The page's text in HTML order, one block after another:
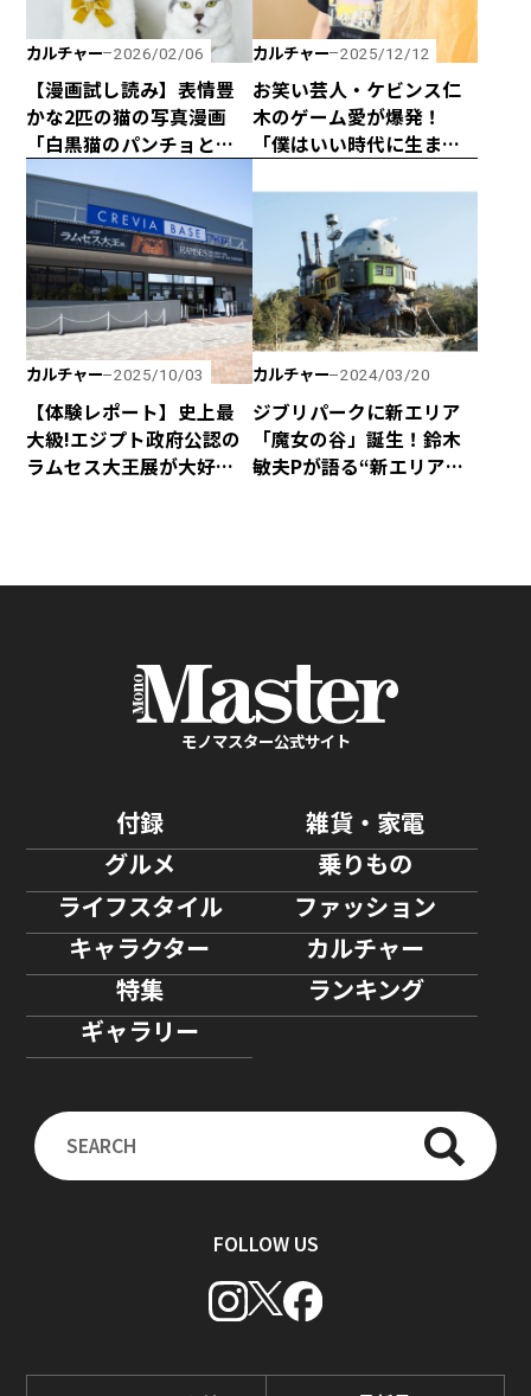
カルチャー 2026/02/06
【漫画試し読み】表情豊
かな2匹の猫の写真漫画
「白黒猫のパンチョとガ
バチョ」！
カルチャー 2025/12/12
お笑い芸人・ケビンス仁
木のゲーム愛が爆発！
「僕はいい時代に生まれ
カルチャー 2025/10/03
【体験レポート】史上最
大級!エジプト政府公認の
ラムセス大王展が大好評
カルチャー 2024/03/20
ジブリパークに新エリア
「魔女の谷」誕生！鈴木
敏夫Pが語る“新エリアの
モノマスター公式サイト
付録
雑貨・家電
グルメ
乗りもの
ライフスタイル
ファッション
キャラクター
カルチャー
特集
ランキング
ギャラリー
FOLLOW US